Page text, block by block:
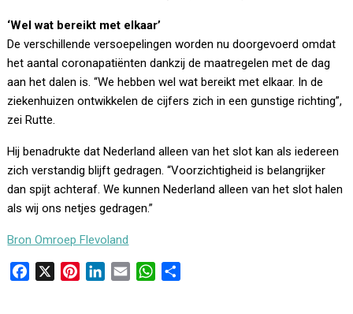
‘Wel wat bereikt met elkaar’
De verschillende versoepelingen worden nu doorgevoerd omdat
het aantal coronapatiënten dankzij de maatregelen met de dag
aan het dalen is. “We hebben wel wat bereikt met elkaar. In de
ziekenhuizen ontwikkelen de cijfers zich in een gunstige richting”,
zei Rutte.
Hij benadrukte dat Nederland alleen van het slot kan als iedereen
zich verstandig blijft gedragen. “Voorzichtigheid is belangrijker
dan spijt achteraf. We kunnen Nederland alleen van het slot halen
als wij ons netjes gedragen.”
Bron Omroep Flevoland
W